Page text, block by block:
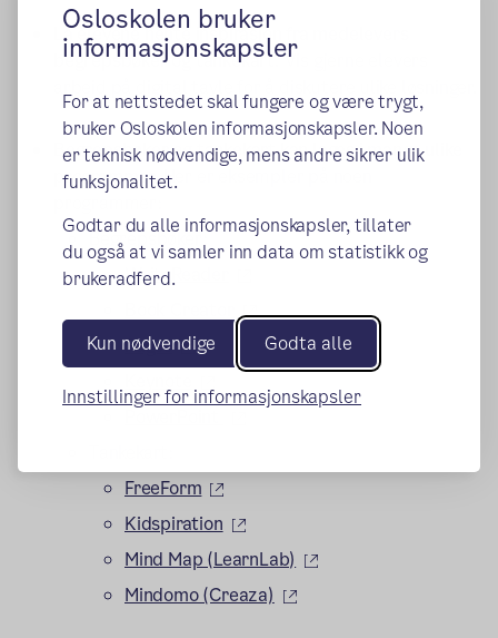
Osloskolen bruker
informasjonskapsler
For at nettstedet skal fungere og være trygt,
bruker Osloskolen informasjonskapsler. Noen
er teknisk nødvendige, mens andre sikrer ulik
funksjonalitet.
Godtar du alle informasjonskapsler, tillater
du også at vi samler inn data om statistikk og
brukeradferd.
Kun nødvendige Godta alle
Innstillinger for informasjonskapsler
La elevene hente inspirasjon fra medelevers
begrepsbøker og tankekart.Vis gjerne elevers
Begrepsbøker og tankekart kan lages i mange ulike
programmer.Her er eksempler på noen
Begrepsbøker:
WriteReader
(ekstern lenke)
Pages
(ekstern lenke)
(ekstern lenke)
(ekstern lenke)
FreeForm
(ekstern lenke)
Kidspiration
(ekstern lenke)
Mind Map (LearnLab)
(ekstern lenke)
Mindomo (Creaza)
(ekstern lenke)